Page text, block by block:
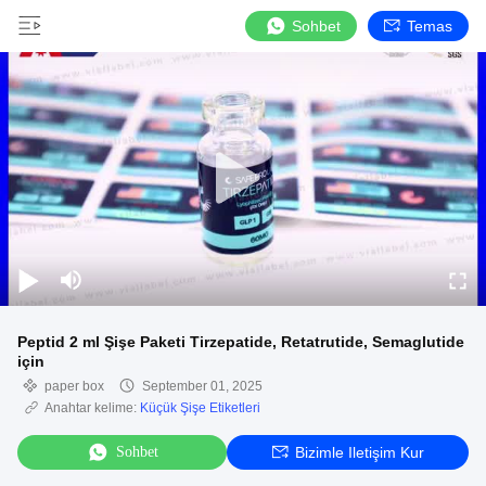
Sohbet Temas
Peptid 2 ml Şişe Paketi Tirzepatide, Retatrutide, Semaglutide
için
paper box
September 01, 2025
Anahtar kelime: Küçük Şişe Etiketleri
Sohbet Bizimle Iletişim Kur